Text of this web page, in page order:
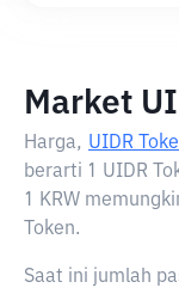
Market
Harga, UIDR
berarti 1 UIDR
1 KRW
Token.
Saat ini jumlah